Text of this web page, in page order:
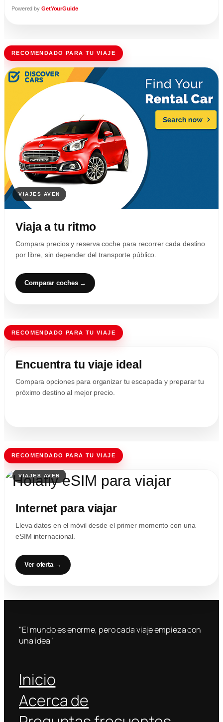
Powered by GetYourGuide
RECOMENDADO PARA TU VIAJE
Viaja a tu ritmo
Compara precios y reserva coche para recorrer cada destino
por libre, sin depender del transporte público.
Comparar coches →
RECOMENDADO PARA TU VIAJE
Encuentra tu viaje ideal
Compara opciones para organizar tu escapada y preparar tu
próximo destino al mejor precio.
RECOMENDADO PARA TU VIAJE
Internet para viajar
Lleva datos en el móvil desde el primer momento con una
eSIM internacional.
Ver oferta →
"El mundo es enorme, pero cada viaje empieza con
una idea"
Inicio
Acerca de